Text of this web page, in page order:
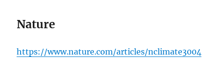
Nature
https://www.nature.com/articles/nclimate3004